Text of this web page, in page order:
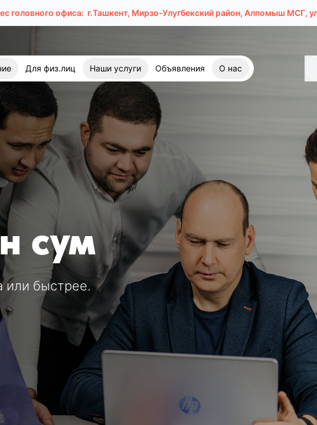
головного офиса: г.Ташкент, Мирзо-Улугбекский район, Алпомыш МСГ,
Для физ.лиц Наши услуги Объявления О нас
сум
или быстрее.